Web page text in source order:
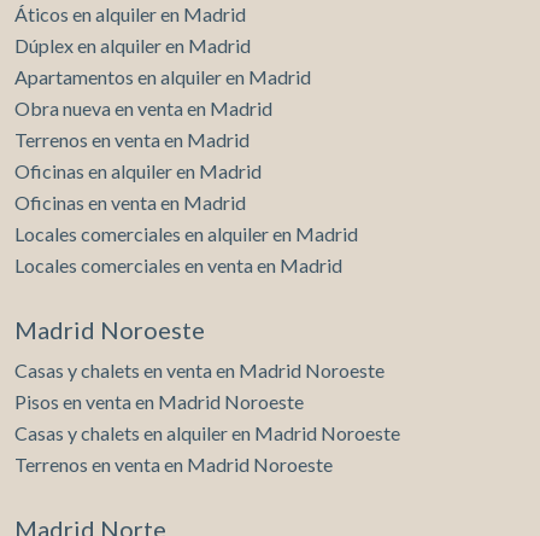
Áticos en alquiler en Madrid
Dúplex en alquiler en Madrid
Apartamentos en alquiler en Madrid
Obra nueva en venta en Madrid
Terrenos en venta en Madrid
Oficinas en alquiler en Madrid
Oficinas en venta en Madrid
Locales comerciales en alquiler en Madrid
Locales comerciales en venta en Madrid
Madrid Noroeste
Casas y chalets en venta en Madrid Noroeste
Pisos en venta en Madrid Noroeste
Casas y chalets en alquiler en Madrid Noroeste
Terrenos en venta en Madrid Noroeste
Madrid Norte